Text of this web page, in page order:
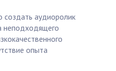
создать аудиоролик
неподходящего
опыта